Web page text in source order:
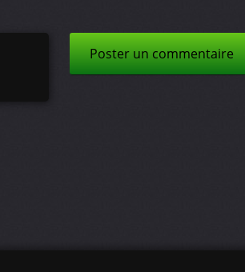
Poster un commentaire